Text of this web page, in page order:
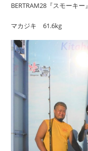
BERTRAM28『スモーキー』
マカジキ 61.6kg